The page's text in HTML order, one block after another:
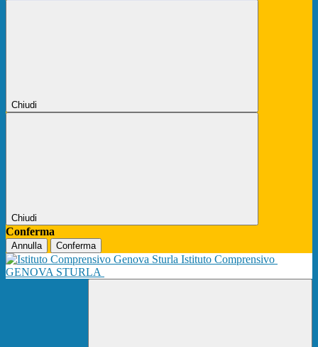
Chiudi
Chiudi
Conferma
Annulla Conferma
Istituto Comprensivo
GENOVA STURLA